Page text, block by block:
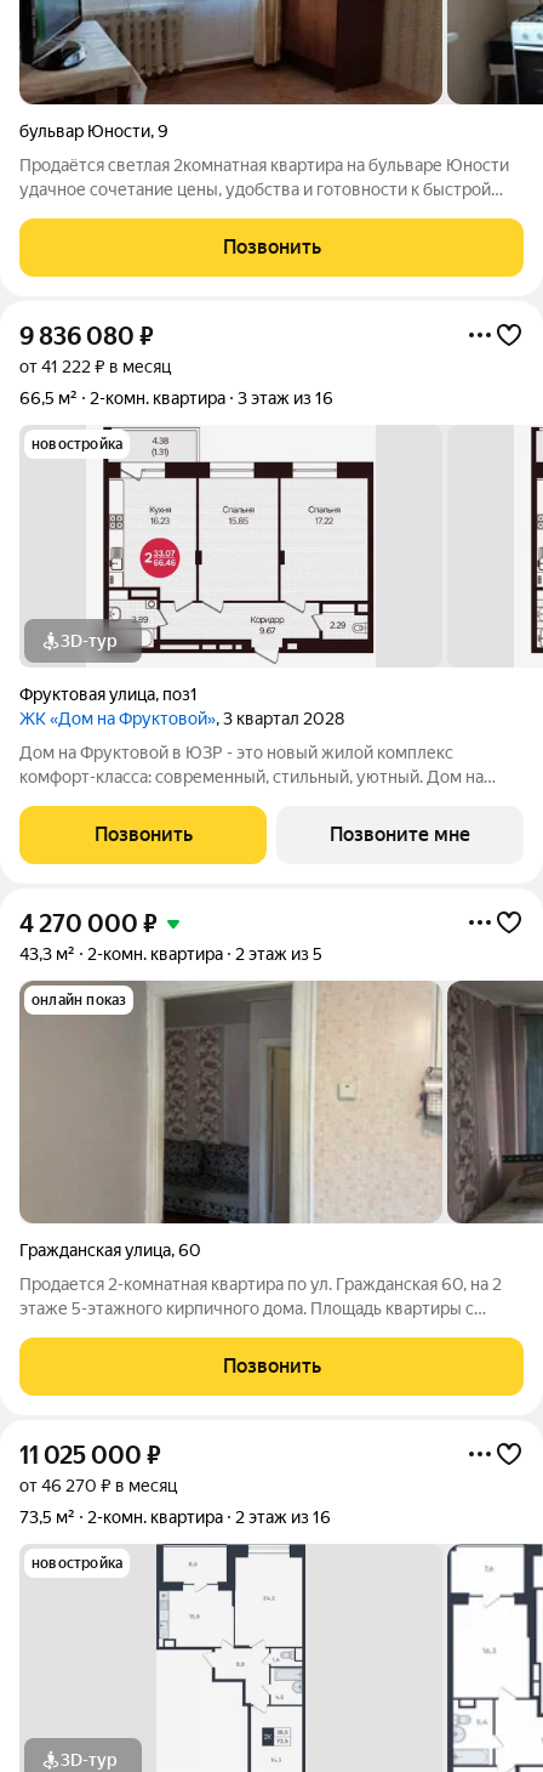
бульвар Юности,9
Продаётся светлая 2комнатная квартира на бульваре Юности
удачное сочетание цены, удобства и готовности к быстрой
реальная возможность заехать сразу после оформления.
Квартира площадью 52,8 м
Позвонить
9 836 080 ₽
от 41 222 ₽ в месяц
66,5 м²
2-комн. квартира 3 этаж из 16
новостройка
3D-тур
Фруктовая улица, поз1
ЖК «Дом на Фруктовой», 3 квартал 2028
Дом на Фруктовой в ЮЗР - это новый жилой комплекс
комфорт-класса: современный, стильный, уютный. Дом на
удачным расположением, развитой инфраструктурой,
продуманной архитектурой и инженерным
Позвонить Позвоните мне
4 270 000 ₽
43,3 м² 2-комн. квартира 2 этаж из 5
онлайн показ
Гражданская улица,60
Продается 2-комнатная квартира по ул. Гражданская 60, на 2
этаже 5-этажного кирпичного дома. Площадь квартиры с
жилая площадь - 28 кв.м., кухня - 5,5 кв.м. Квартира в жилом
состоянии.
Позвонить
11 025 000 ₽
от 46 270 ₽ в месяц
73,5 м²
2-комн. квартира 2 этаж из 16
новостройка
3D-тур